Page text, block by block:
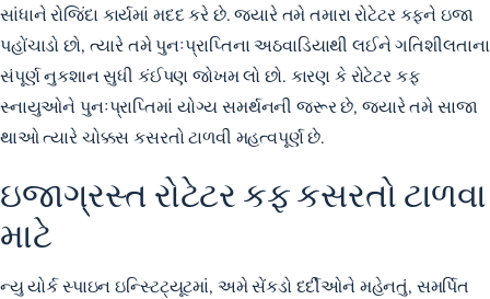
સાંધાને રોજિંદા કાર્યમાં મદદ કરે છે. જ્યારે તમે તમારા રોટેટર કફને ઇજા
પહોંચાડો છો, ત્યારે તમે પુનઃપ્રાપ્તિના અઠવાડિયાથી લઈને ગતિશીલતાના
સંપૂર્ણ નુકશાન સુધી કંઈપણ જોખમ લો છો. કારણ કે રોટેટર કફ
સ્નાયુઓને પુનઃપ્રાપ્તિમાં યોગ્ય સમર્થનની જરૂર છે, જ્યારે તમે સાજા
થાઓ ત્યારે ચોક્કસ કસરતો ટાળવી મહત્વપૂર્ણ છે.
ઇજાગ્રસ્ત રોટેટર કફ કસરતો ટાળવા
માટે
ન્યુ યોર્ક સ્પાઇન ઇન્સ્ટિટ્યૂટમાં, અમે સેંકડો દર્દીઓને મહેનતું, સમર્પિત